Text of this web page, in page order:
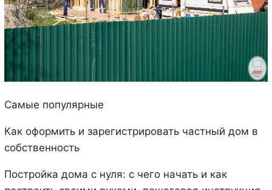
Самые популярные
Как оформить и зарегистрировать частный дом в
собственность
Постройка дома с нуля: с чего начать и как